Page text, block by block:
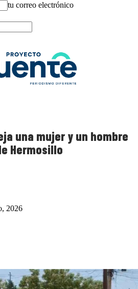
tu correo electrónico
una mujer y un hombre
Hermosillo
2026